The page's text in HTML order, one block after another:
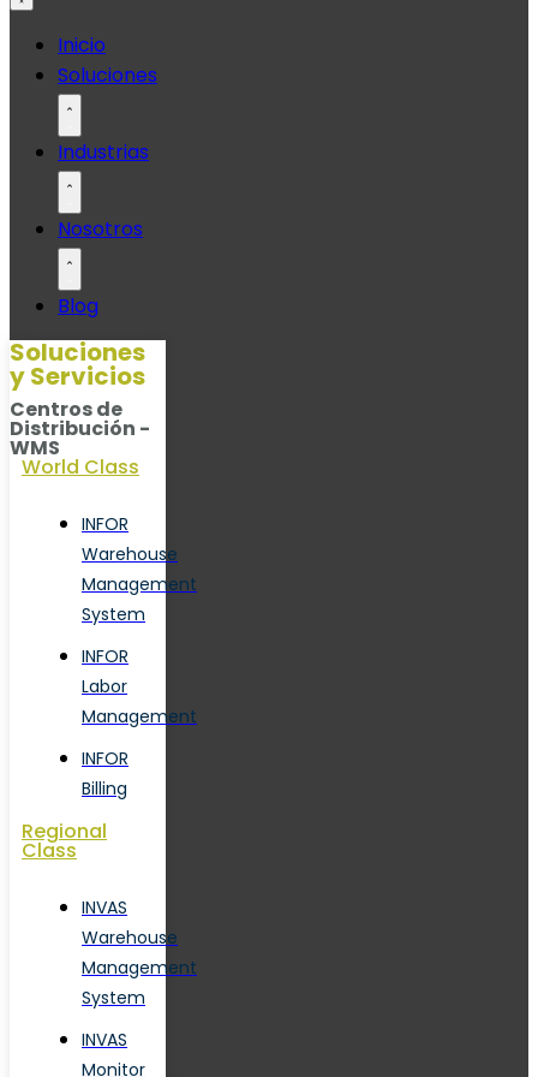
contenido
Inicio
Soluciones
Industrias
Nosotros
Blog
Soluciones
y Servicios
Centros de
Distribución -
WMS
World Class
INFOR
Warehouse
Management
System
INFOR
Labor
Management
INFOR
Billing
Regional
Class
INVAS
Warehouse
Management
System
INVAS
Monitor